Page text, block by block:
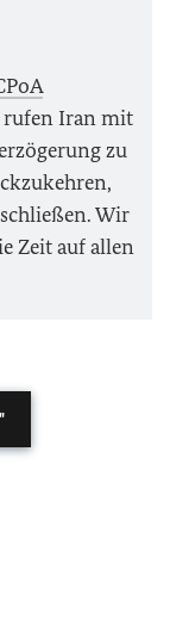
rufen Iran mit
zu
Wir
Zeit auf allen